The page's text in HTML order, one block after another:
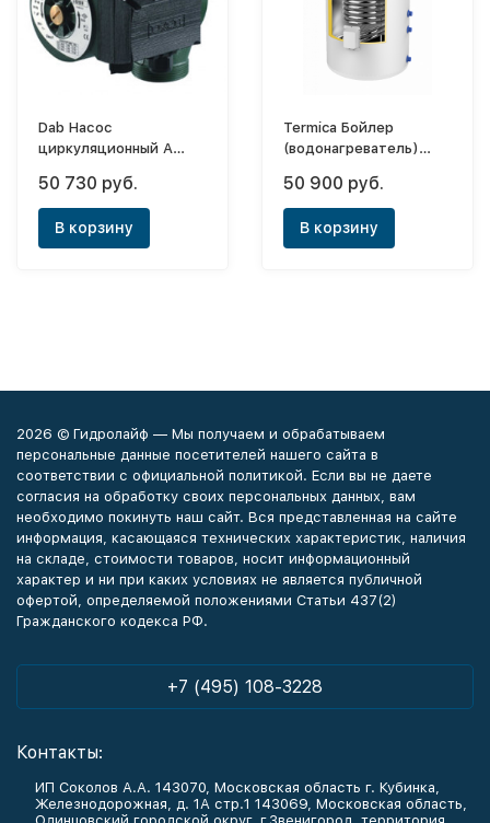
Dab Насос
циркуляционный A
50 730 руб.
В корзину
Termica Бойлер
(водонагреватель)
Amet 150 Inox
50 900 руб.
В корзину
2026 © Гидролайф — Мы получаем и обрабатываем
персональные данные посетителей нашего сайта в
соответствии с официальной политикой. Если вы не даете
согласия на обработку своих персональных данных, вам
необходимо покинуть наш сайт. Вся представленная на сайте
информация, касающаяся технических характеристик, наличия
на складе, стоимости товаров, носит информационный
характер и ни при каких условиях не является публичной
офертой, определяемой положениями Статьи 437(2)
Гражданского кодекса РФ.
+7 (495) 108-3228
Контакты:
ИП Соколов А.А. 143070, Московская область г. Кубинка,
Железнодорожная, д. 1А стр.1 143069, Московская область,